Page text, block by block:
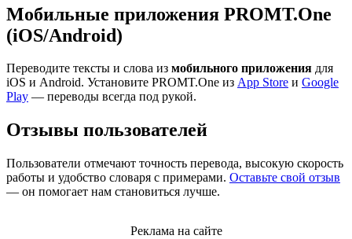
Мобильные приложения PROMT.One
(iOS/Android)
Переводите тексты и слова из мобильного приложения для
iOS и Android. Установите PROMT.One из App Store и Google
Play — переводы всегда под рукой.
Отзывы пользователей
Пользователи отмечают точность перевода, высокую скорость
работы и удобство словаря с примерами. Оставьте свой отзыв
— он помогает нам становиться лучше.
Реклама на сайте